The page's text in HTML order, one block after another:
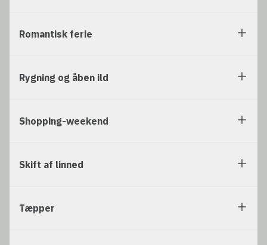
Romantisk ferie
Rygning og åben ild
Shopping-weekend
Skift af linned
Tæpper